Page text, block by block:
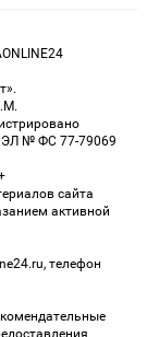
ЭЛ № ФС 77-79069
сайта
активной
телефон